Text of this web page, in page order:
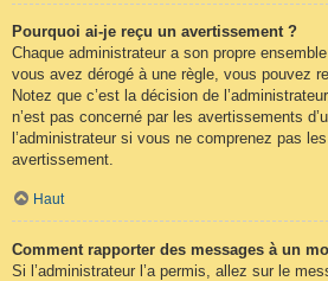
Pourquoi ai-je reçu un avertissement ?
Chaque administrateur a son propre
vous avez dérogé à une règle, vous pouvez
Notez que c’est la décision de
n’est pas concerné par les avertissements
l’administrateur si vous ne comprenez pas
avertissement.
Haut
Comment rapporter des messages à un
Si l’administrateur l’a permis, allez sur le